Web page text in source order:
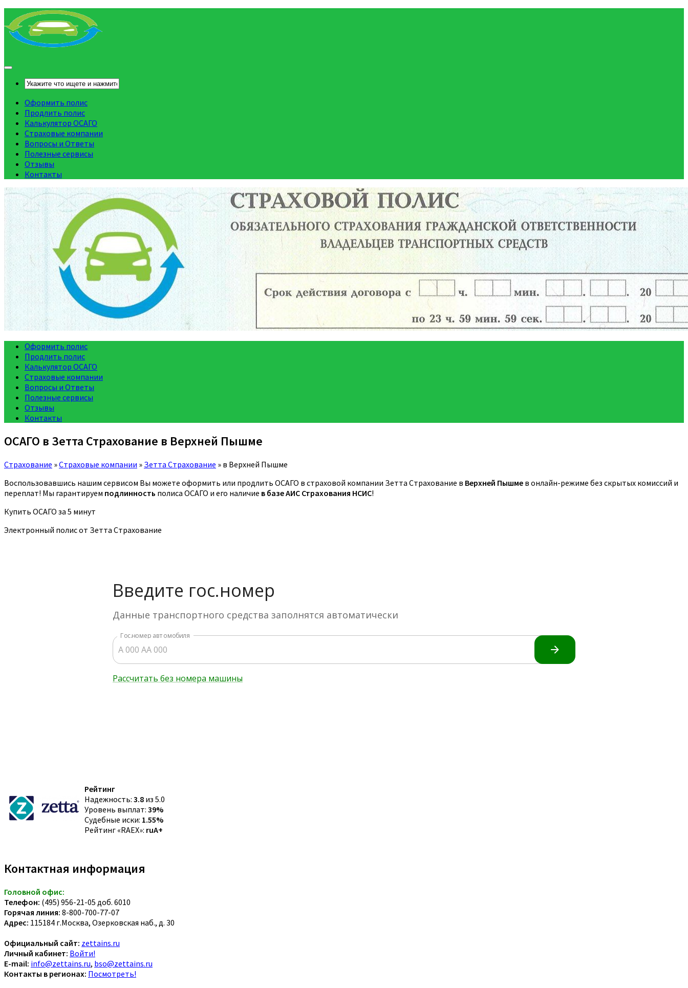
Оформить полис
Продлить полис
Калькулятор ОСАГО
Страховые компании
Вопросы и Ответы
Полезные сервисы
Отзывы
Контакты
Оформить полис
Продлить полис
Калькулятор ОСАГО
Страховые компании
Вопросы и Ответы
Полезные сервисы
Отзывы
Контакты
ОСАГО в Зетта Страхование в Верхней Пышме
Страхование »Страховые компании » Зетта Страхование » в Верхней Пышме
Воспользовавшись нашим сервисом Вы можете оформить или продлить ОСАГО в страховой компании Зетта Страхование в Верхней Пышме в онлайн-режиме без скрытых комиссий и
переплат! Мы гарантируем подлинность полиса ОСАГО и его наличие в базе АИС Страхования НСИС!
Купить ОСАГО за 5 минут
Электронный полис от Зетта Страхование
Рейтинг
Надежность: 3.8 из 5.0
Уровень выплат: 39%
Судебные иски: 1.55%
Рейтинг «RAEX»: ruA+
Контактная информация
Головной офис:
Телефон: (495) 956-21-05 доб. 6010
Горячая линия: 8-800-700-77-07
Адрес: 115184 г.Москва, Озерковская наб., д. 30
Официальный сайт: zettains.ru
Личный кабинет: Войти!
E-mail: info@zettains.ru, bso@zettains.ru
Контакты в регионах: Посмотреть!